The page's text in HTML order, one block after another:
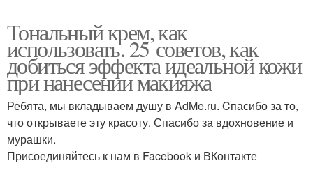
Тональный крем, как
использовать. 25 советов, как
добиться эффекта идеальной кожи
при нанесении макияжа
Ребята, мы вкладываем душу в AdMe.ru. Cпасибо за то,
что открываете эту красоту. Спасибо за вдохновение и
мурашки.
Присоединяйтесь к нам в Facebook и ВКонтакте